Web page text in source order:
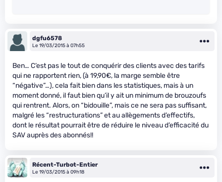
dgfu6578
Le 19/03/2015 à 07h55
Ben… C’est pas le tout de conquérir des clients avec des tarifs
qui ne rapportent rien, (à 19,90€, la marge semble être
“négative”…), cela fait bien dans les statistiques, mais à un
moment donné, il faut bien qu’il y ait un minimum de brouzoufs
qui rentrent. Alors, on “bidouille”, mais ce ne sera pas suffisant,
malgré les “restructurations” et au allègements d’effectifs,
dont le résultat pourrait être de réduire le niveau d’efficacité du
SAV auprès des abonnés!!
Récent-Turbot-Entier
Le 19/03/2015 à 09h18